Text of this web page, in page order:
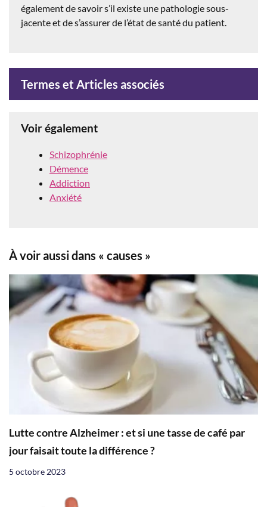
également de savoir s’il existe une pathologie sous-
jacente et de s’assurer de l’état de santé du patient.
Termes et Articles associés
Voir également
Schizophrénie
Démence
Addiction
Anxiété
À voir aussi dans « causes »
Lutte contre Alzheimer : et si une tasse de café par
jour faisait toute la différence ?
5 octobre 2023